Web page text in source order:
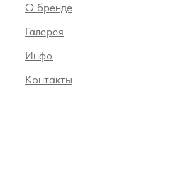
О бренде
Галерея
Инфо
Контакты